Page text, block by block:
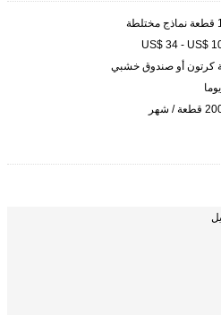
US$ 34 - US$
كرتون أو صندوق خشبي
/ شهر